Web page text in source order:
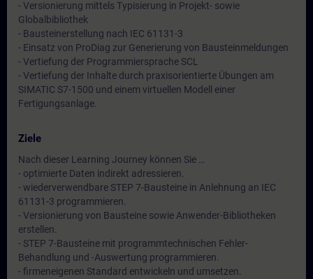
- Versionierung mittels Typisierung in Projekt- sowie
Globalbibliothek
- Bausteinerstellung nach IEC 61131-3
- Einsatz von ProDiag zur Generierung von Bausteinmeldungen
- Vertiefung der Programmiersprache SCL
- Vertiefung der Inhalte durch praxisorientierte Übungen am
SIMATIC S7-1500 und einem virtuellen Modell einer
Fertigungsanlage.
Ziele
Nach dieser Learning Journey können Sie …
- optimierte Daten indirekt adressieren.
- wiederverwendbare STEP 7-Bausteine in Anlehnung an IEC
61131-3 programmieren.
- Versionierung von Bausteine sowie Anwender-Bibliotheken
erstellen.
- STEP 7-Bausteine mit programmtechnischen Fehler-
Behandlung und -Auswertung programmieren.
- firmeneigenen Standard entwickeln und umsetzen.